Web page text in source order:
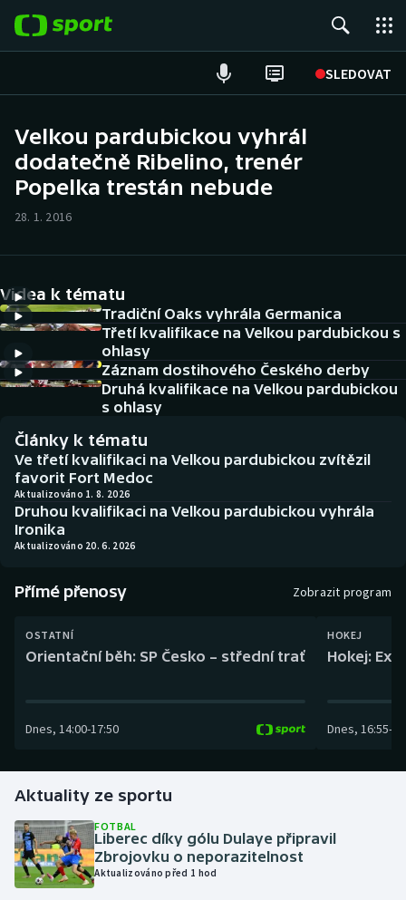
SLEDOVAT
Hokej
Tenis
Cyklistika
DALŠÍ SPORTY
Americký fotbal
Basketbal
Biatlon
Boby a skeleton
Box
Curling
Florbal
Futsal
Gymnastika
NEPŘEHLÉDNĚTE
Historické návraty
Aplikace ČT sport
AZ kvíz
Velkou pardubickou vyhrál
dodatečně Ribelino, trenér
Popelka trestán nebude
28. 1. 2016
Videa k tématu
Tradiční Oaks vyhrála Germanica
Třetí kvalifikace na Velkou pardubickou s
ohlasy
Záznam dostihového Českého derby
Druhá kvalifikace na Velkou pardubickou
s ohlasy
Články k tématu
Ve třetí kvalifikaci na Velkou pardubickou zvítězil
favorit Fort Medoc
Aktualizováno 1. 8. 2026
Druhou kvalifikaci na Velkou pardubickou vyhrála
Ironika
Aktualizováno 20. 6. 2026
Přímé přenosy Zobrazit program
OSTATNÍ
Orientační běh: SP Česko – střední trať
Dnes, 14:00-17:50
HOKEJ
Hokej:
Dnes, 16:55-
Aktuality ze sportu
FOTBAL
Liberec díky gólu Dulaye připravil
Zbrojovku o neporazitelnost
Aktualizováno před 1 hod